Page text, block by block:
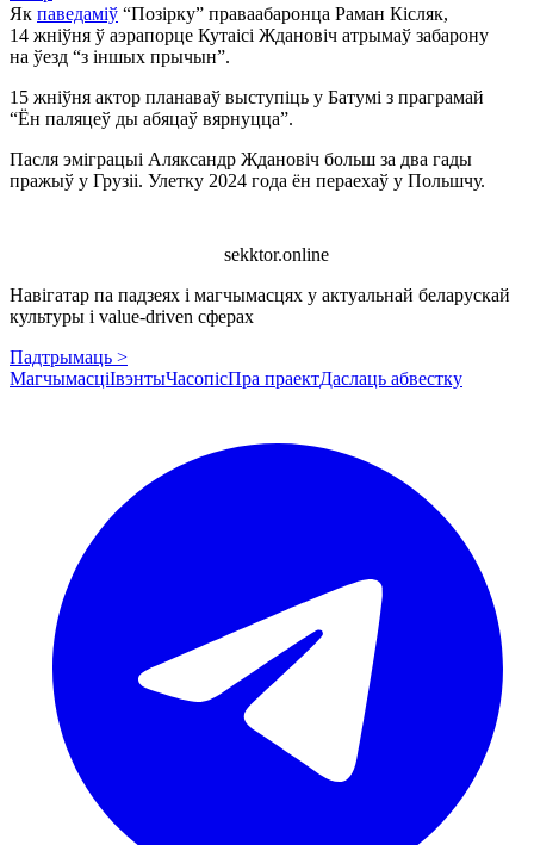
Як паведаміў “Позірку” праваабаронца Раман Кісляк,
14 жніўня ў аэрапорце Кутаісі Ждановіч атрымаў забарону
на ўезд “з іншых прычын”.
15 жніўня актор планаваў выступіць у Батумі з праграмай
“Ён паляцеў ды абяцаў вярнуцца”.
Пасля эміграцыі Аляксандр Ждановіч больш за два гады
пражыў у Грузіі. Улетку 2024 года ён пераехаў у Польшчу.
sekktor.online
Навігатар па падзеях і магчымасцях у актуальнай беларускай
культуры і value-driven сферах
Падтрымаць >
МагчымасціІвэнтыЧасопісПра праектДаслаць абвестку